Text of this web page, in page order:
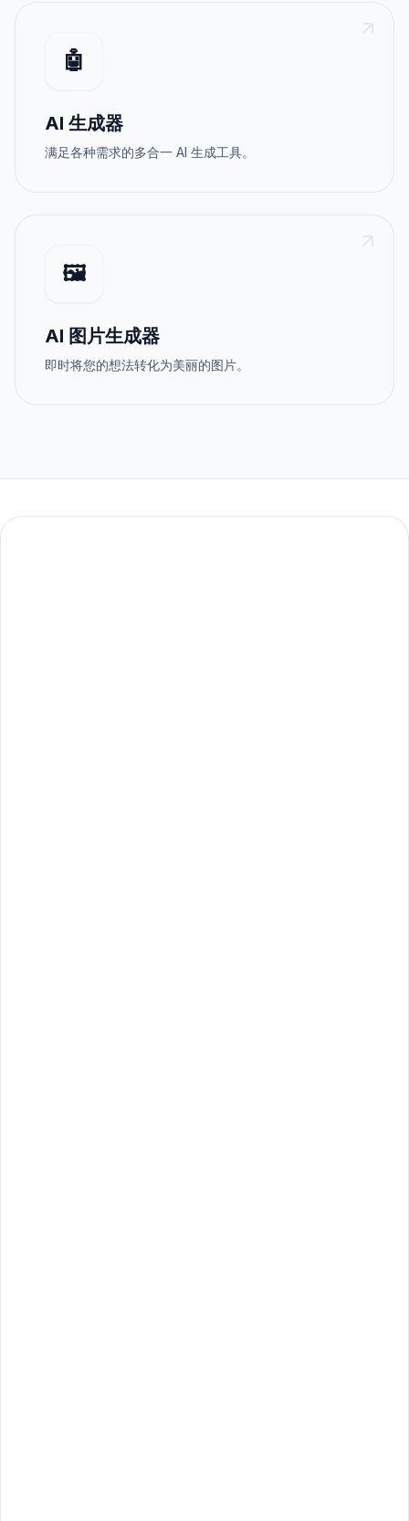
🤖
AI 生成器
满足各种需求的多合一 AI 生成工具。
🖼️
AI 图片生成器
即时将您的想法转化为美丽的图片。